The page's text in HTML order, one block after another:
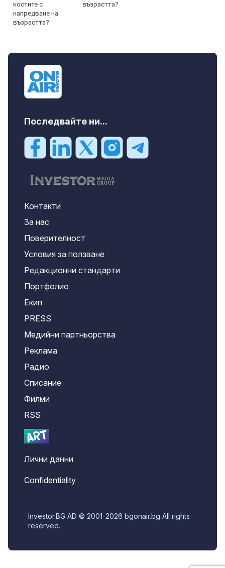
възрастта?
Последвайте ни...
Контакти
За нас
Поверителност
Условия за ползване
Редакционни стандарти
Портфолио
Екип
PRESS
Медийни партньорства
Реклама
Радио
Списание
Филми
RSS
Лични данни
Confidentiality
Investor.BG AD © 2001-2026 bgonair.bg All rights
reserved.